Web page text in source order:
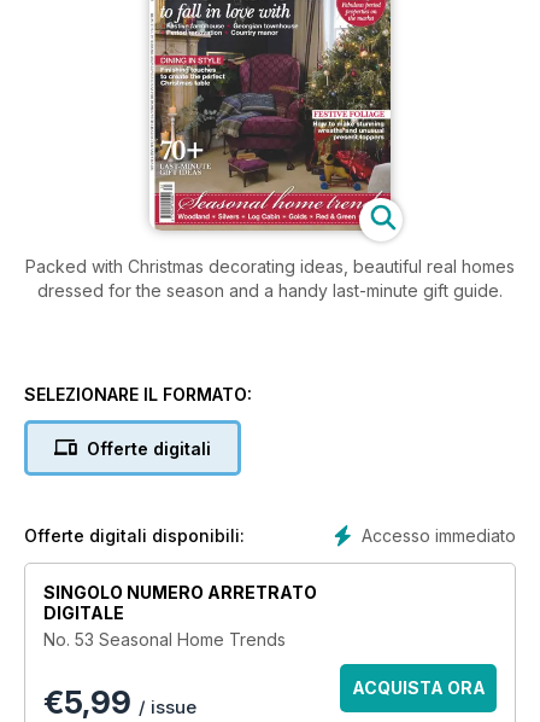
Packed with Christmas decorating ideas, beautiful real homes
dressed for the season and a handy last-minute gift guide.
SELEZIONARE IL FORMATO:
Offerte digitali
Accesso immediato
Offerte digitali disponibili:
SINGOLO NUMERO ARRETRATO
DIGITALE
No. 53 Seasonal Home Trends
€5,99 / issue
ACQUISTA ORA